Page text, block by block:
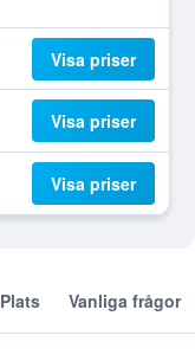
Visa priser
Visa priser
Visa priser
Plats Vanliga frågor